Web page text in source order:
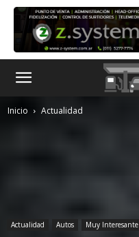
Inicio Actualidad
Actualidad Autos Muy Interesante